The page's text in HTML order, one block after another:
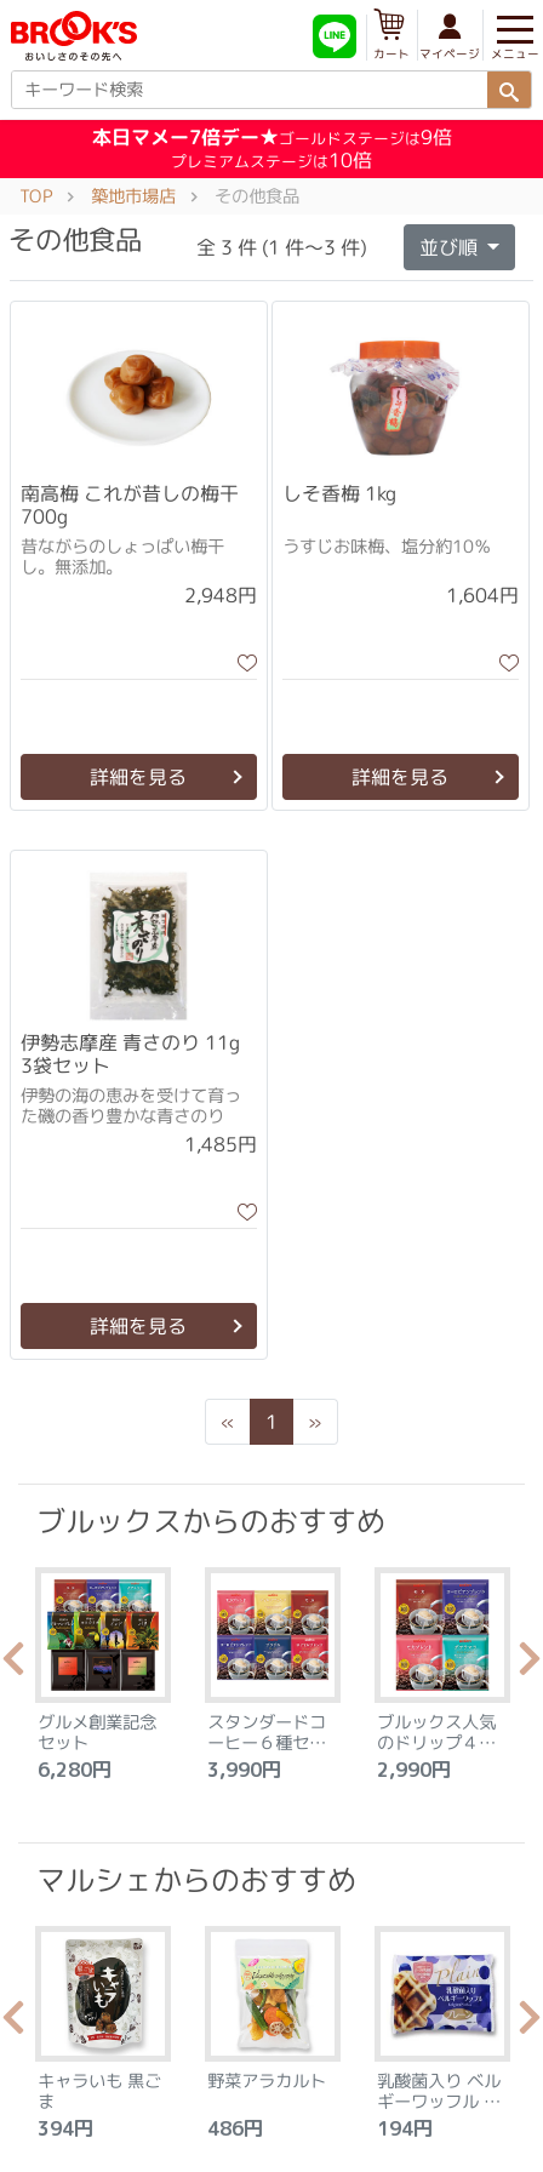
メニュー
マイページ
カート
本日マメー7倍デー★ゴールドステージは9倍
プレミアムステージは10倍
TOP 築地市場店 その他食品
その他食品 全 3 件 (1 件～3 件) 並び順
南高梅 これが昔しの梅干
700g
昔ながらのしょっぱい梅干
し。無添加。
2,948円
詳細を見る
しそ香梅 1kg
うすじお味梅、塩分約10％
1,604円
詳細を見る
伊勢志摩産 青さのり 11g
3袋セット
伊勢の海の恵みを受けて育っ
た磯の香り豊かな青さのり
1,485円
詳細を見る
« Previous
1 »Next
ブルックスからのおすすめ
グルメ創業記念
セット
6,280円
スタンダードコ
ーヒー６種セッ
ト
3,990円
ブルックス人気
のドリップ４種
セット
2,990円
マルシェからのおすすめ
キャラいも 黒ご
ま
394円
野菜アラカルト
486円
乳酸菌入り ベル
ギーワッフル プ
レーン
194円